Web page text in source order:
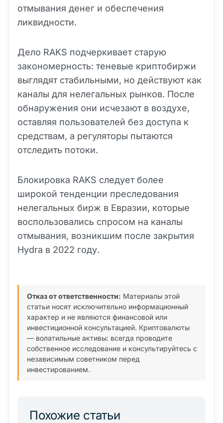
отмывания денег и обеспечения
ликвидности.
Дело RAKS подчеркивает старую
закономерность: теневые криптобиржи
выглядят стабильными, но действуют как
каналы для нелегальных рынков. После
обнаружения они исчезают в воздухе,
оставляя пользователей без доступа к
средствам, а регуляторы пытаются
отследить потоки.
Блокировка RAKS следует более
широкой тенденции преследования
нелегальных бирж в Евразии, которые
воспользовались спросом на каналы
отмывания, возникшим после закрытия
Hydra в 2022 году.
Отказ от ответственности: Материалы этой
статьи носят исключительно информационный
характер и не являются финансовой или
инвестиционной консультацией. Криптовалюты
— волатильные активы: всегда проводите
собственное исследование и консультируйтесь с
независимым советником перед
инвестированием.
Похожие статьи